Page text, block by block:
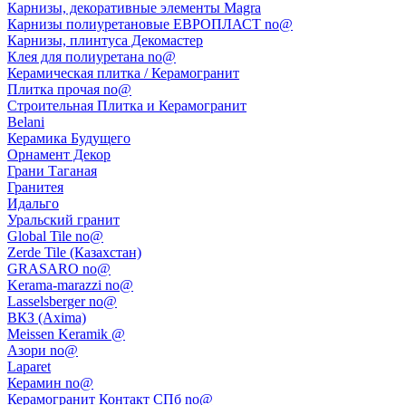
Карнизы, декоративные элементы Magra
Карнизы полиуретановые ЕВРОПЛАСТ no@
Карнизы, плинтуса Декомастер
Клея для полиуретана no@
Керамическая плитка / Керамогранит
Плитка прочая no@
Строительная Плитка и Керамогранит
Belani
Керамика Будущего
Орнамент Декор
Грани Таганая
Гранитея
Идальго
Уральский гранит
Global Tile no@
Zerde Tile (Казахстан)
GRASARO no@
Kerama-marazzi no@
Lasselsberger no@
ВКЗ (Axima)
Meissen Keramik @
Азори no@
Laparet
Керамин no@
Керамогранит Контакт СПб no@